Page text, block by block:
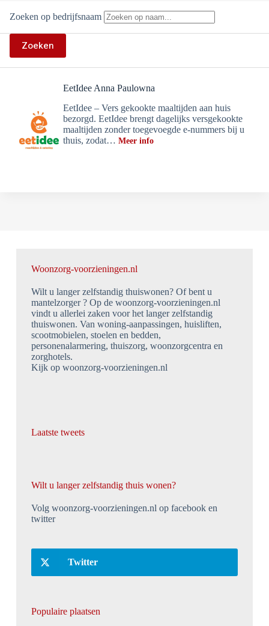
Zoeken op bedrijfsnaam
Zoeken
EetIdee Anna Paulowna
EetIdee – Vers gekookte maaltijden aan huis
bezorgd. EetIdee brengt dagelijks versgekookte
maaltijden zonder toegevoegde e-nummers bij u
thuis, zodat… Meer info
Woonzorg-voorzieningen.nl
Wilt u langer zelfstandig thuiswonen? Of bent u
mantelzorger ? Op de woonzorg-voorzieningen.nl
vindt u allerlei zaken voor het langer zelfstandig
thuiswonen. Van woning-aanpassingen, huisliften,
scootmobielen, stoelen en bedden,
personenalarmering, thuiszorg, woonzorgcentra en
zorghotels.
Kijk op woonzorg-voorzieningen.nl
Laatste tweets
Wilt u langer zelfstandig thuis wonen?
Volg woonzorg-voorzieningen.nl op facebook en
twitter
Twitter
Populaire plaatsen